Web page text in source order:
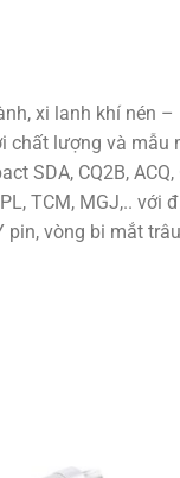
xi lanh khí nén
chất lượng và mẫu
SDA, CQ2B,
TCM, MGJ,..
pin, vòng bi mắt